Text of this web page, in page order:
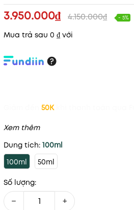
3.950.000₫ 4.150.000₫ - 5%
Mua trả sau 0 ₫ với
50K
Xem thêm
Dung tích: 100ml
100ml
50ml
Số lượng:
− +